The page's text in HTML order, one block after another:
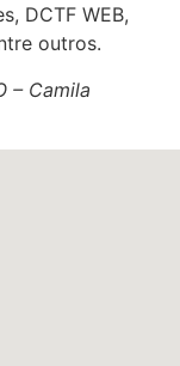
DCTF WEB,
outros.
– Camila